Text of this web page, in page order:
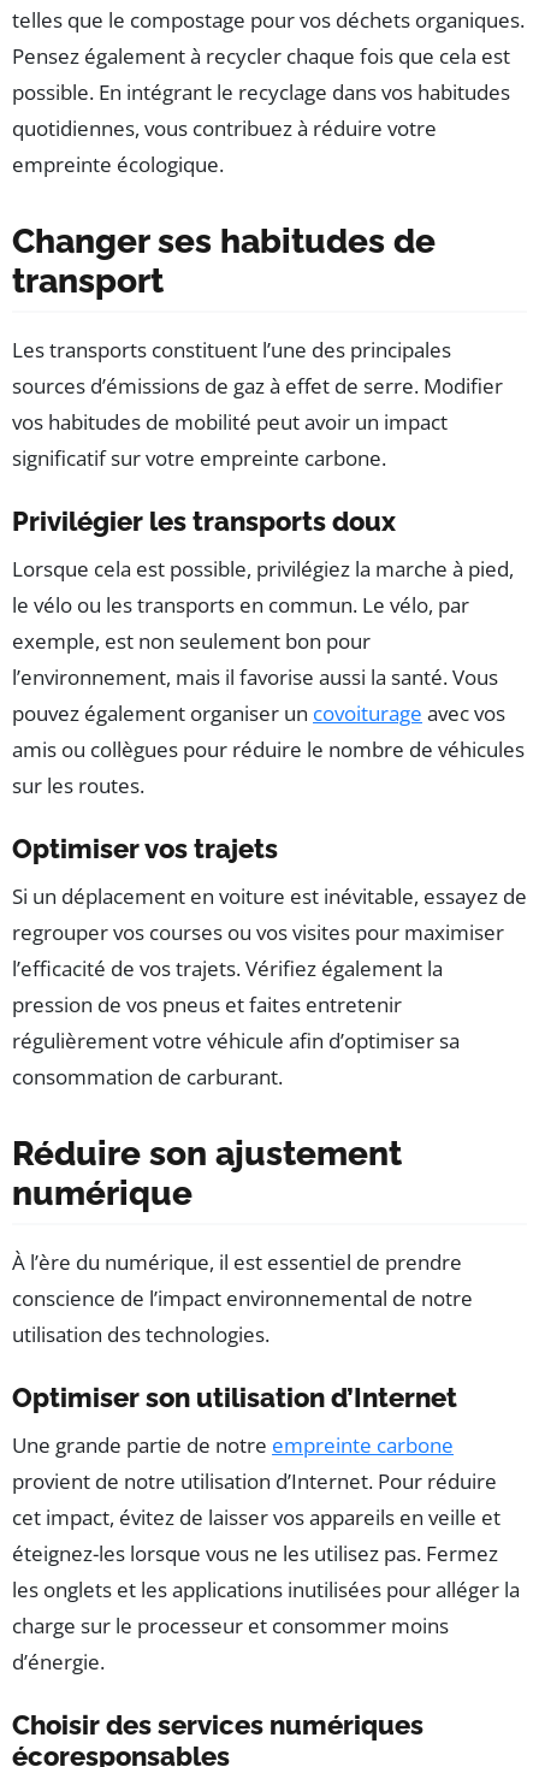
telles que le compostage pour vos déchets organiques.
Pensez également à recycler chaque fois que cela est
possible. En intégrant le recyclage dans vos habitudes
quotidiennes, vous contribuez à réduire votre
empreinte écologique.
Changer ses habitudes de
transport
Les transports constituent l’une des principales
sources d’émissions de gaz à effet de serre. Modifier
vos habitudes de mobilité peut avoir un impact
significatif sur votre empreinte carbone.
Privilégier les transports doux
Lorsque cela est possible, privilégiez la marche à pied,
le vélo ou les transports en commun. Le vélo, par
exemple, est non seulement bon pour
l’environnement, mais il favorise aussi la santé. Vous
pouvez également organiser un covoiturage avec vos
amis ou collègues pour réduire le nombre de véhicules
sur les routes.
Optimiser vos trajets
Si un déplacement en voiture est inévitable, essayez de
regrouper vos courses ou vos visites pour maximiser
l’efficacité de vos trajets. Vérifiez également la
pression de vos pneus et faites entretenir
régulièrement votre véhicule afin d’optimiser sa
consommation de carburant.
Réduire son ajustement
numérique
À l’ère du numérique, il est essentiel de prendre
conscience de l’impact environnemental de notre
utilisation des technologies.
Optimiser son utilisation d’Internet
Une grande partie de notre empreinte carbone
provient de notre utilisation d’Internet. Pour réduire
cet impact, évitez de laisser vos appareils en veille et
éteignez-les lorsque vous ne les utilisez pas. Fermez
les onglets et les applications inutilisées pour alléger la
charge sur le processeur et consommer moins
d’énergie.
Choisir des services numériques
écoresponsables